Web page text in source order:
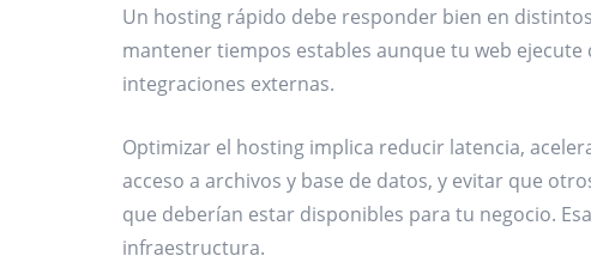
Un hosting rápido debe responder bien en
mantener tiempos estables aunque tu web
integraciones externas.
Optimizar el hosting implica reducir latencia,
acceso a archivos y base de datos, y evitar que
que deberían estar disponibles para tu negocio.
infraestructura.